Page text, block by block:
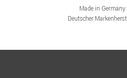
Made in Germany
Deutscher